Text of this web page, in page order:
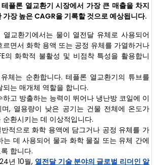
플론 열교환기 시장에서 가장 큰 매출을 차지
가장 높은 CAGR을 기록할 것으로 예상됩니다.
열교환기에서는 물이 열전달 유체로 사용되어
르면서 화학 용액 또는 공정 유체를 가열하거나
의 화학적 불활성 및 비점착 특성을 활용합니
체는 순환합니다. 테플론 열교환기의 튜브를
되는 매개체 역할을 합니다.
하고 방출하는 능력이 뛰어나 냉난방 코일에 이
며, 열용량이 낮은 공기는 건물 전체에 온도가
순환시키는 데 이상적입니다.
적으로 화학 용액에 담그거나 공정 유체를 가
는 데 사용되어 물과 화학 물질 또는 유체 간에
합니다.
년 10월, 열전달 기술 분야의 글로벌 리더인 알